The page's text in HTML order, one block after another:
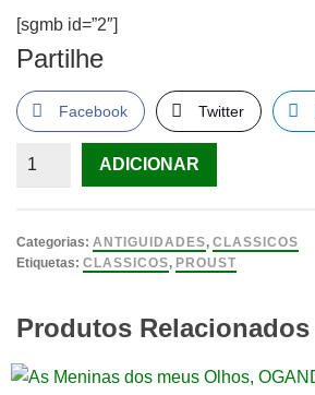
[sgmb id=”2″]
Partilhe
Facebook Twitter
Quantidade
a
Leitura
Edição)
Marcel
ADICIONAR
Categorias: ANTIGUIDADES, CLASSICOS
Etiquetas: CLASSICOS, PROUST
Produtos Relacionados